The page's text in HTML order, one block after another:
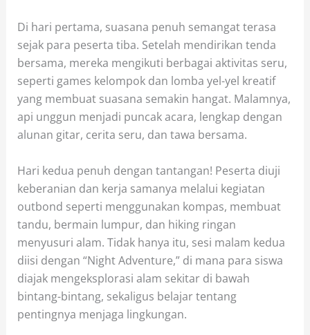
Di hari pertama, suasana penuh semangat terasa
sejak para peserta tiba. Setelah mendirikan tenda
bersama, mereka mengikuti berbagai aktivitas seru,
seperti games kelompok dan lomba yel-yel kreatif
yang membuat suasana semakin hangat. Malamnya,
api unggun menjadi puncak acara, lengkap dengan
alunan gitar, cerita seru, dan tawa bersama.
Hari kedua penuh dengan tantangan! Peserta diuji
keberanian dan kerja samanya melalui kegiatan
outbond seperti menggunakan kompas, membuat
tandu, bermain lumpur, dan hiking ringan
menyusuri alam. Tidak hanya itu, sesi malam kedua
diisi dengan “Night Adventure,” di mana para siswa
diajak mengeksplorasi alam sekitar di bawah
bintang-bintang, sekaligus belajar tentang
pentingnya menjaga lingkungan.